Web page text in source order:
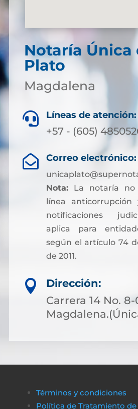
Notaría Única
Plato
Magdalena
 Líneas de atención:
+57 - (605)
 Correo electrónico:
Nota:La notaría no
línea
notificaciones
aplica para
según el artículo 74
de 2011.

Dirección:
Carrera 14 No.
Términos y condiciones
Política de Tratamiento de